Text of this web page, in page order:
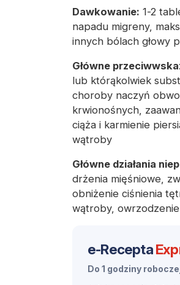
Dawkowanie: 1-2
napadu migreny,
innych bólach głowy
Główne
lub którąkolwiek
choroby naczyń
krwionośnych,
ciąża i karmienie
wątroby
Główne działania
drżenia mięśniowe,
obniżenie ciśnienia
wątroby,
e-Recepta
Do 1 godziny